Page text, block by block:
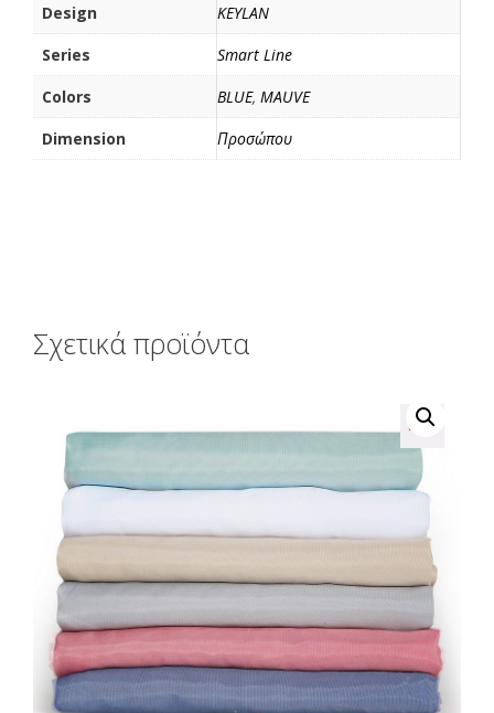
Design
KEYLAN
Series
Smart Line
Colors
BLUE, MAUVE
Dimension
Προσώπου
Σχετικά προϊόντα